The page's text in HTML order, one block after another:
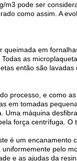
pode ser
como assim. A
em
as
então são
processo, e como
em tomadas
máquina
força centrífuga.
é um
pelo
e as ajudas da